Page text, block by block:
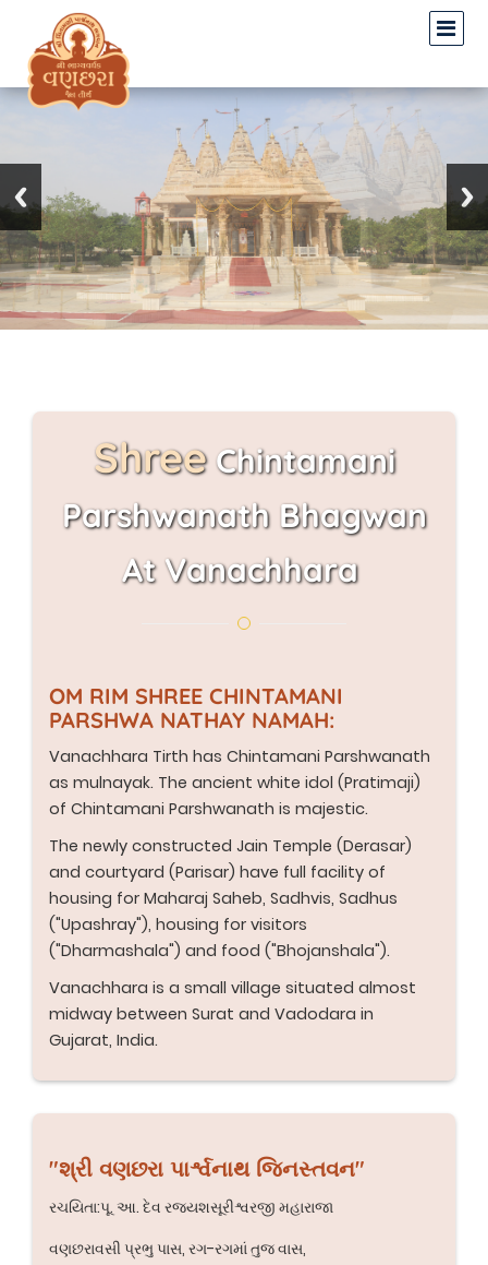
ShreeChintamani
Parshwanath Bhagwan
At Vanachhara
OM RIM SHREE CHINTAMANI
PARSHWA NATHAY NAMAH:
Vanachhara Tirth has Chintamani Parshwanath
as mulnayak. The ancient white idol (Pratimaji)
of Chintamani Parshwanath is majestic.
The newly constructed Jain Temple (Derasar)
and courtyard (Parisar) have full facility of
housing for Maharaj Saheb, Sadhvis, Sadhus
("Upashray"), housing for visitors
("Dharmashala") and food ("Bhojanshala").
Vanachhara is a small village situated almost
midway between Surat and Vadodara in
Gujarat, India.
"શ્રી વણછરા પાર્શ્વનાથ જિનસ્તવન"
રચયિતા:પૂ. આ. દેવ રજ્યશસૂરીશ્વરજી મહારાજા
વણછરાવસી પ્રભુ પાસ, રગ-રગમાં તુજ વાસ,